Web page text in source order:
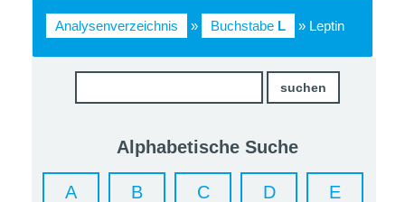
Analysenverzeichnis » Buchstabe L » Leptin
Alphabetische Suche
A B C D E